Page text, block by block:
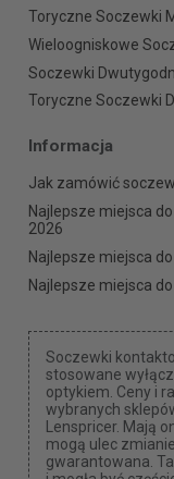
Toryczne Soczewki
Wieloogniskowe
Soczewki
Toryczne Soczewki
Informacja
Jak zamówić
Najlepsze miejsca
2026
Najlepsze miejsca
Najlepsze miejsca
Soczewki
stosowane
optykiem. Ceny i
wybranych
Lenspricer. Mają
mogą ulec
gwarantowana.